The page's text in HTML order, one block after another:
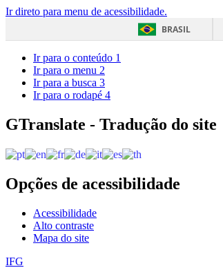
Ir direto para menu de acessibilidade.
BRASIL
Ir para o conteúdo 1
Ir para o menu 2
Ir para a busca 3
Ir para o rodapé 4
GTranslate - Tradução do site
Opções de acessibilidade
Acessibilidade
Alto contraste
Mapa do site
IFG